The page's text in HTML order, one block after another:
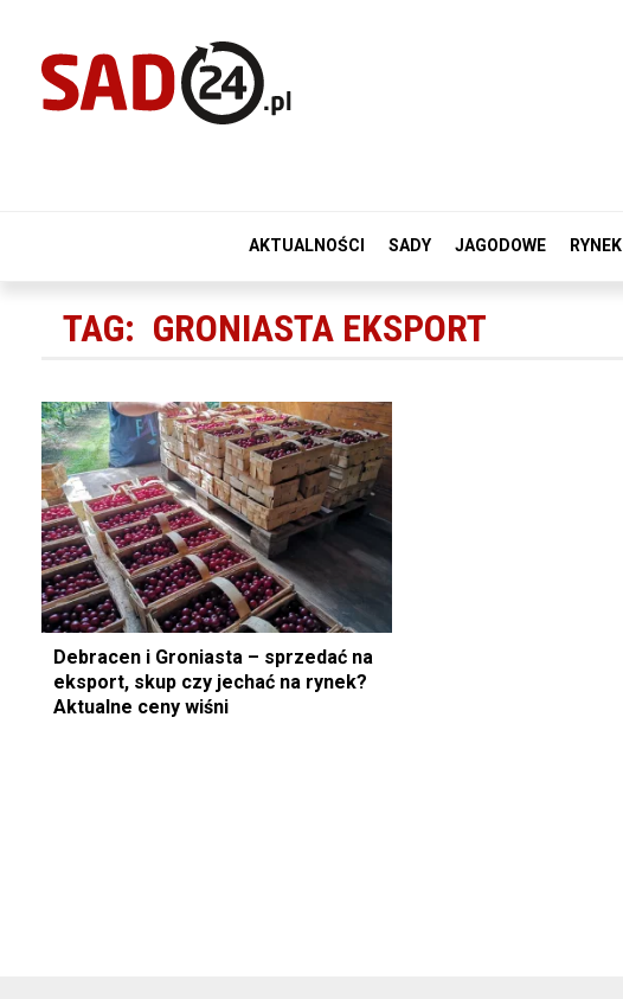
AKTUALNOŚCI SADY JAGODOWE RYNEK
TAG: GRONIASTA EKSPORT
Debracen i Groniasta – sprzedać na
eksport, skup czy jechać na rynek?
Aktualne ceny wiśni